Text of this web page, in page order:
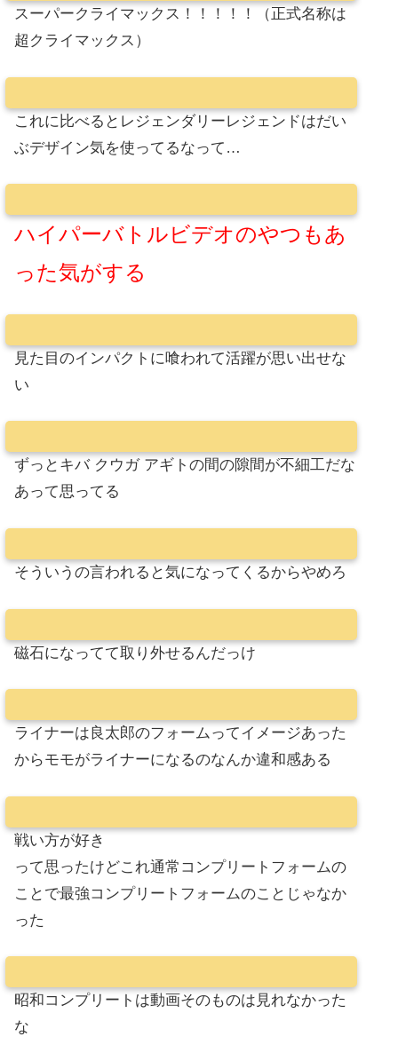
スーパークライマックス！！！！！（正式名称は
超クライマックス）
これに比べるとレジェンダリーレジェンドはだい
ぶデザイン気を使ってるなって…
ハイパーバトルビデオのやつもあ
った気がする
見た目のインパクトに喰われて活躍が思い出せな
い
ずっとキバ クウガ アギトの間の隙間が不細工だな
あって思ってる
そういうの言われると気になってくるからやめろ
磁石になってて取り外せるんだっけ
ライナーは良太郎のフォームってイメージあった
からモモがライナーになるのなんか違和感ある
戦い方が好き
って思ったけどこれ通常コンプリートフォームの
ことで最強コンプリートフォームのことじゃなか
った
昭和コンプリートは動画そのものは見れなかった
な